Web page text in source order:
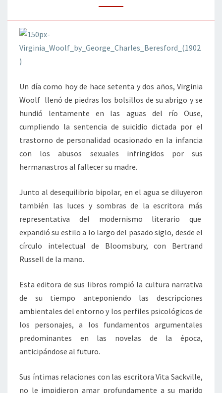
Un día como hoy de hace setenta y dos años, Virginia
Woolf llenó de piedras los bolsillos de su abrigo y se
hundió lentamente en las aguas del río Ouse,
cumpliendo la sentencia de suicidio dictada por el
trastorno de personalidad ocasionado en la infancia
con los abusos sexuales infringidos por sus
hermanastros al fallecer su madre.
Junto al desequilibrio bipolar, en el agua se diluyeron
también las luces y sombras de la escritora más
representativa del modernismo literario que
expandió su estilo a lo largo del pasado siglo, desde el
círculo intelectual de Bloomsbury, con Bertrand
Russell de la mano.
Esta editora de sus libros rompió la cultura narrativa
de su tiempo anteponiendo las descripciones
ambientales del entorno y los perfiles psicológicos de
los personajes, a los fundamentos argumentales
predominantes en las novelas de la época,
anticipándose al futuro.
Sus íntimas relaciones con las escritora Vita Sackville,
no le impidieron amar profundamente a su marido